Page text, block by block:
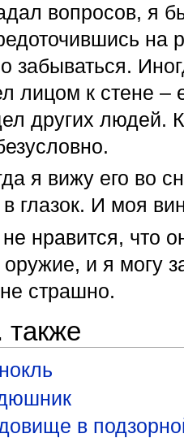
вопросов, я
на
забываться.
лицом к стене –
других людей.
я вижу его во
в глазок. И моя
нравится, что
оружие, и я могу
страшно.
в